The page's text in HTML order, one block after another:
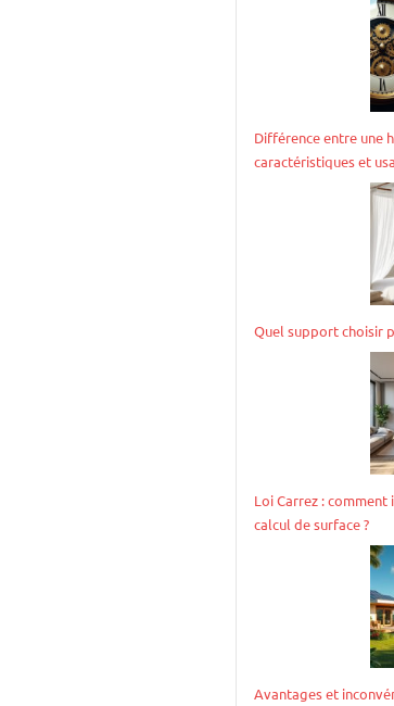
Différence entre une
caractéristiques et
Quel support choisir
Loi Carrez :
calcul de surface ?
Avantages et